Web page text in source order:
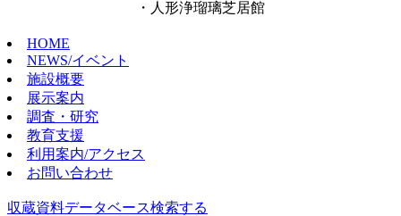
・人形浄瑠璃芝居館
HOME
NEWS/イベント
施設概要
展示案内
調査・研究
教育支援
利用案内/アクセス
お問い合わせ
収蔵資料データベース検索する